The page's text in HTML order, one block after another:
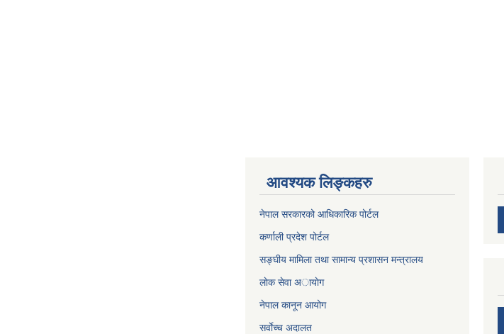
आवश्यक लिङ्कहरु
नेपाल सरकारको आधिकारिक पोर्टल
कर्णाली प्रदेश पोर्टल
सङ्घीय मामिला तथा सामान्य प्रशासन मन्त्रालय
लाेक सेवा अायाेग
नेपाल कानून आयोग
सर्वाेच्च अदालत